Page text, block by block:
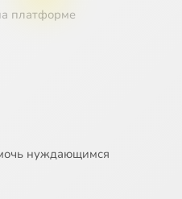
платформе
нуждающимся